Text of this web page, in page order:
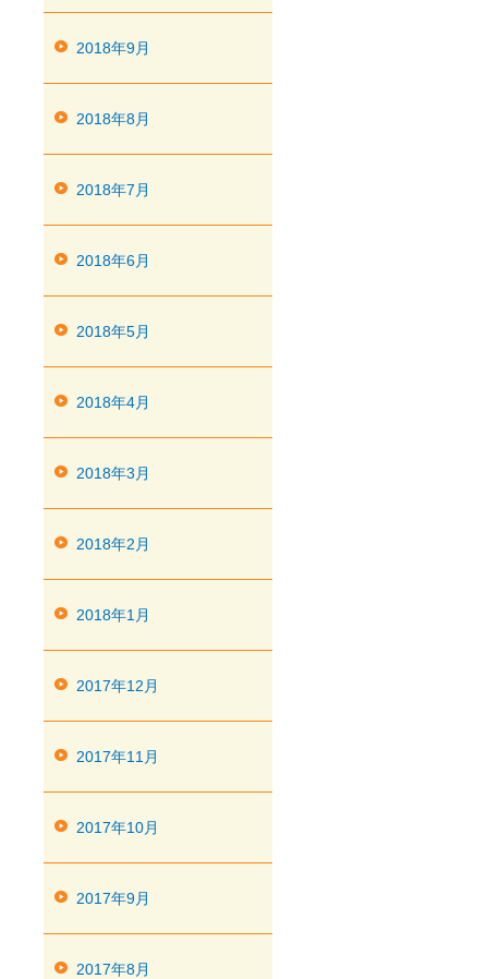
2018年9月
2018年8月
2018年7月
2018年6月
2018年5月
2018年4月
2018年3月
2018年2月
2018年1月
2017年12月
2017年11月
2017年10月
2017年9月
2017年8月